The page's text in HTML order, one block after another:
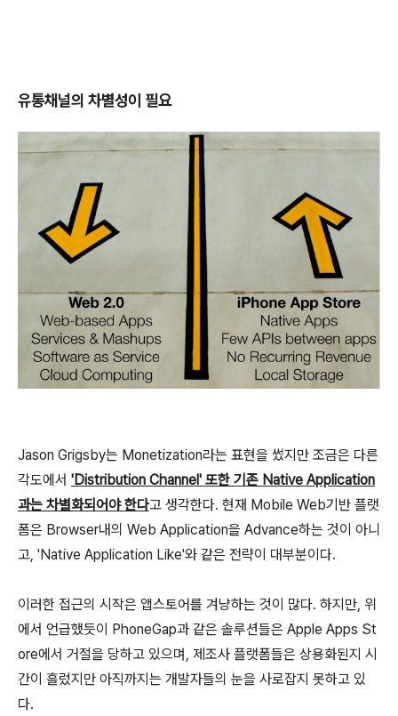
유통채널의 차별성이 필요
Jason Grigsby는 Monetization라는 표현을 썼지만 조금은 다른
각도에서 'Distribution Channel' 또한 기존 Native Application
과는 차별화되어야 한다고 생각한다. 현재 Mobile Web기반 플랫
폼은 Browser내의 Web Application을 Advance하는 것이 아니
고, 'Native Application Like'와 같은 전략이 대부분이다.
이러한 접근의 시작은 앱스토어를 겨냥하는 것이 많다. 하지만, 위
에서 언급했듯이 PhoneGap과 같은 솔루션들은 Apple Apps St
ore에서 거절을 당하고 있으며, 제조사 플랫폼들은 상용화된지 시
간이 흘렀지만 아직까지는 개발자들의 눈을 사로잡지 못하고 있
다.